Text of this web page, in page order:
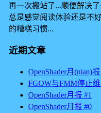
再一次搬站了...顺便解决
总是感觉阅读体验还是不
的糟糕习惯...
近期文章
OpenShader月(nian)报
FGOW与FMM停止
OpenShader月报 #1
OpenShader月报 #0